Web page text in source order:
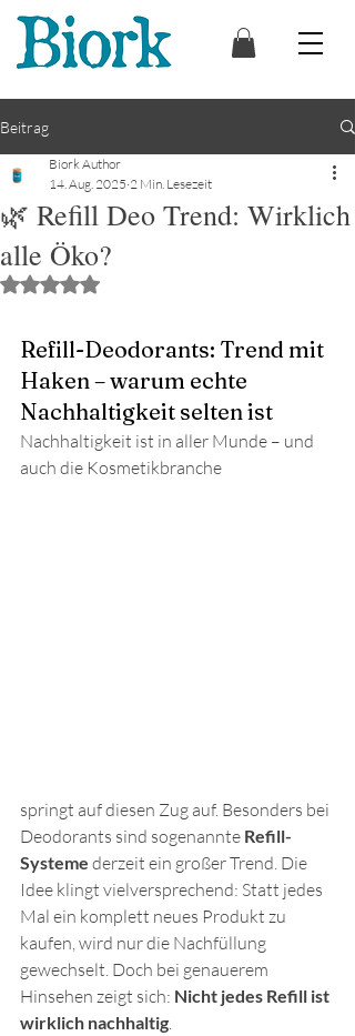
Beitrag
🌿 Refill Deo Trend: Wirklich
alle Öko?
Biork Author
14. Aug. 2025 2 Min. Lesezeit
Mit NaN von 5 Sternen bewertet.
Refill-Deodorants: Trend mit
Haken – warum echte
Nachhaltigkeit selten ist
Nachhaltigkeit ist in aller Munde – und
auch die Kosmetikbranche
springt auf diesen Zug auf. Besonders bei
Deodorants sind sogenannte Refill-
Systeme derzeit ein großer Trend. Die
Idee klingt vielversprechend: Statt jedes
Mal ein komplett neues Produkt zu
kaufen, wird nur die Nachfüllung
gewechselt. Doch bei genauerem
Hinsehen zeigt sich: Nicht jedes Refill ist
wirklich nachhaltig.